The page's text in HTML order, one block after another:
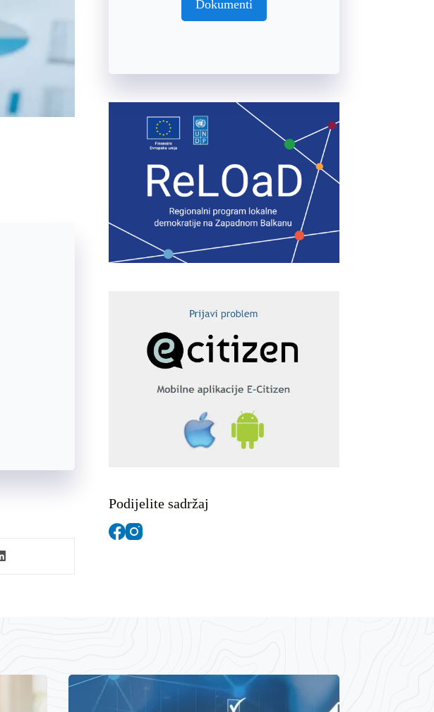
Dokumenti
Podijelite sadržaj